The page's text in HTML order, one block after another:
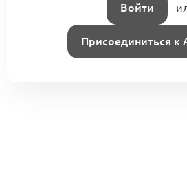
Войти
Присоединиться к